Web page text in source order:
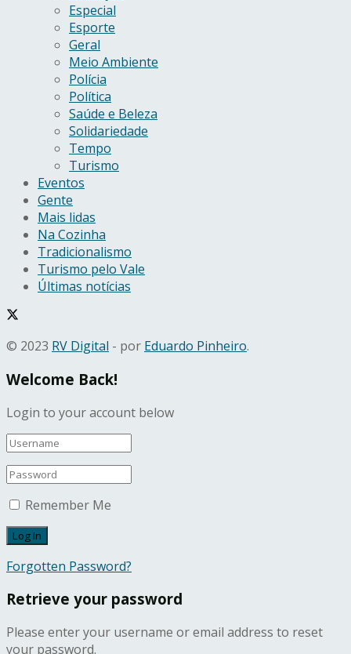
Especial
Esporte
Geral
Meio Ambiente
Polícia
Política
Saúde e Beleza
Solidariedade
Tempo
Turismo
Eventos
Gente
Mais lidas
Na Cozinha
Tradicionalismo
Turismo pelo Vale
Últimas notícias
© 2023 RV Digital - por Eduardo Pinheiro.
Welcome Back!
Login to your account below
Remember Me
Forgotten Password?
Retrieve your password
Please enter your username or email address to reset
your password.